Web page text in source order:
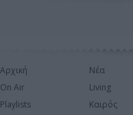
Αρχική
On Air
Playlists
Νέα
Living
Καιρός